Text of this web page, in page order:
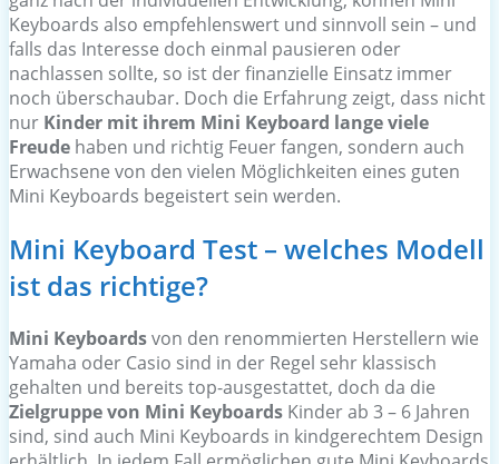
Keyboards also empfehlenswert und sinnvoll sein – und
falls das Interesse doch einmal pausieren oder
nachlassen sollte, so ist der finanzielle Einsatz immer
noch überschaubar. Doch die Erfahrung zeigt, dass nicht
nur Kinder mit ihrem Mini Keyboard lange viele
Freude haben und richtig Feuer fangen, sondern auch
Erwachsene von den vielen Möglichkeiten eines guten
Mini Keyboards begeistert sein werden.
Mini Keyboard Test – welches Modell
ist das richtige?
Mini Keyboardsvon den renommierten Herstellern wie
Yamaha oder Casio sind in der Regel sehr klassisch
gehalten und bereits top-ausgestattet, doch da die
Zielgruppe von Mini Keyboards Kinder ab 3 – 6 Jahren
sind, sind auch Mini Keyboards in kindgerechtem Design